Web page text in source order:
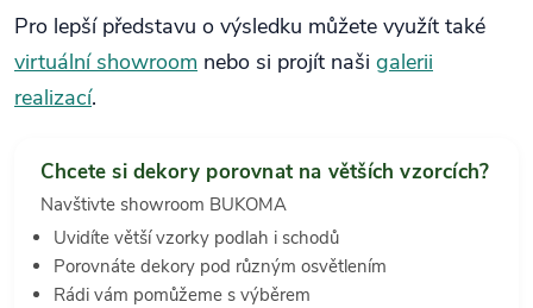
Pro lepší představu o výsledku můžete využít také
virtuální showroom nebo si projít naši galerii
realizací.
Chcete si dekory porovnat na větších vzorcích?
Navštivte showroom BUKOMA
Uvidíte větší vzorky podlah i schodů
Porovnáte dekory pod různým osvětlením
Rádi vám pomůžeme s výběrem